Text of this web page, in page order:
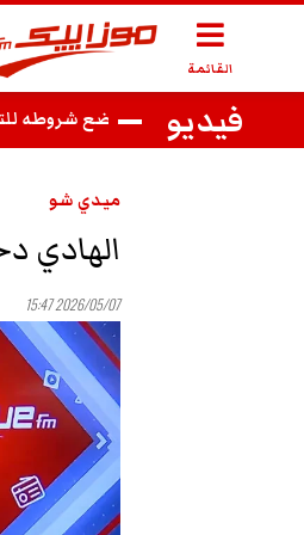
القائمة
فيديو
ميدي شو
الهادي
2026/05/07 15:47